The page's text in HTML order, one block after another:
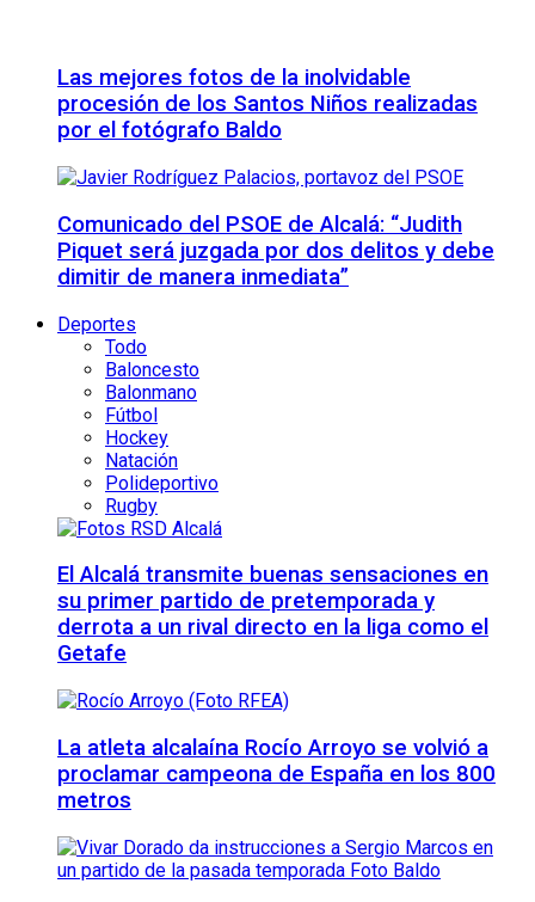
Las mejores fotos de la inolvidable
procesión de los Santos Niños realizadas
por el fotógrafo Baldo
Comunicado del PSOE de Alcalá: “Judith
Piquet será juzgada por dos delitos y debe
dimitir de manera inmediata”
Deportes
Todo
Baloncesto
Balonmano
Fútbol
Hockey
Natación
Polideportivo
Rugby
El Alcalá transmite buenas sensaciones en
su primer partido de pretemporada y
derrota a un rival directo en la liga como el
Getafe
La atleta alcalaína Rocío Arroyo se volvió a
proclamar campeona de España en los 800
metros